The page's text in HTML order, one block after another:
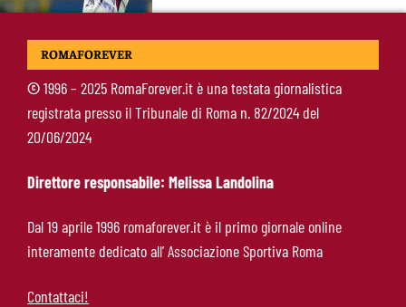
Alberto De Rossi nuovo presidente
Daniele
Roma, Luis Enrique non dimentica i
giallorossi: foto con i tifosi e la maglia della
squadra
ROMAFOREVER
©1996 – 2025 RomaForever.it è una testata giornalistica
registrata presso il Tribunale di Roma n. 82/2024 del
20/06/2024
Direttore responsabile: Melissa Landolina
Dal 19 aprile 1996 romaforever.it è il primo giornale online
interamente dedicato all’ Associazione Sportiva Roma
Contattaci!